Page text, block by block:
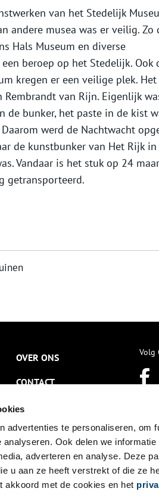
advertenties te personaliseren, om
Ook delen we
adverteren en analyse. Deze
u aan ze heeft verstrekt of die ze
akkoord met de cookies en het
van het Stedelijk
andere musea was er veilig. Zo
Hals Museum en diverse
beroep op het Stedelijk. Ook
kregen er een veilige plek. Het
van Rijn. Eigenlijk
de bunker, het paste in de kist
werd de Nachtwacht
de kunstbunker van Het Rijk in
Vandaar is het stuk op 24
getransporteerd.
OVER ONS
CONTACT
NIEUWSBRIEF
DISCLAIMER
PRIVACY
TOEGANKELIJKHEID
Volg